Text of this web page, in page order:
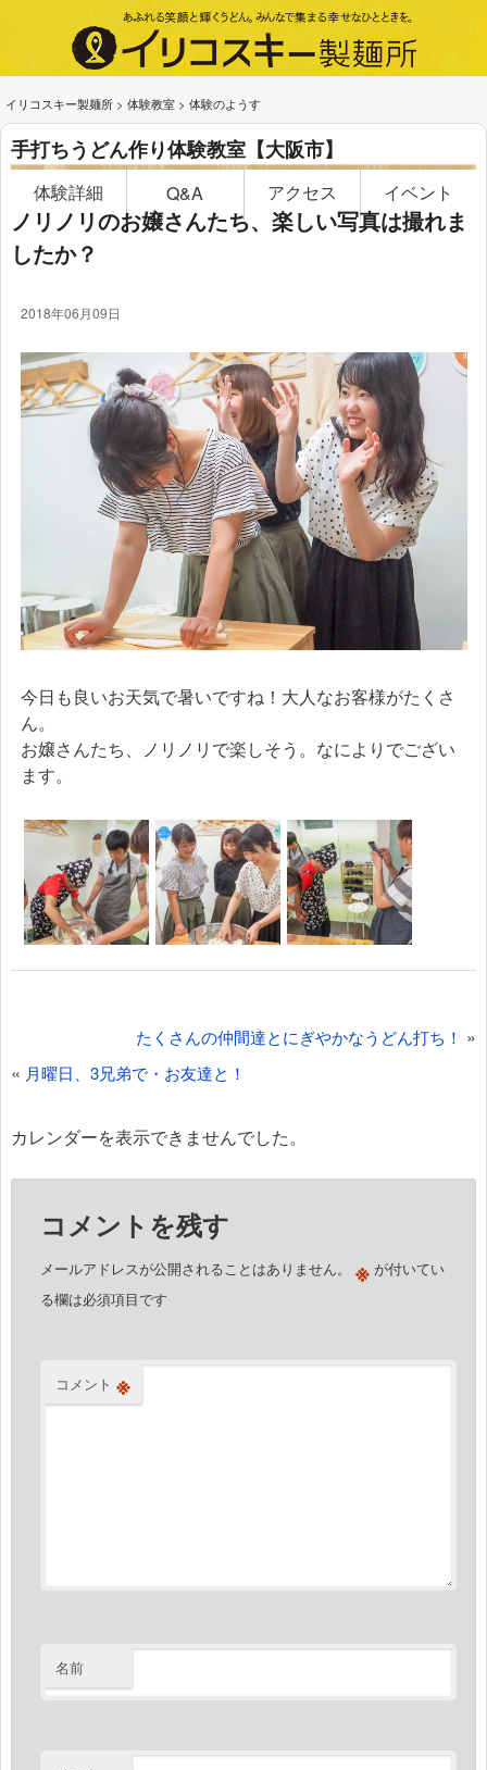
イリコスキー製麺所 > 体験教室 > 体験のようす
手打ちうどん作り体験教室【大阪市】
体験詳細 Q&A アクセス イベント
ノリノリのお嬢さんたち、楽しい写真は撮れま
したか？
2018年06月09日
今日も良いお天気で暑いですね！大人なお客様がたくさ
ん。
お嬢さんたち、ノリノリで楽しそう。なによりでござい
ます。
稿
ビ
たくさんの仲間達とにぎやかなうどん打ち！ »
« 月曜日、3兄弟で・お友達と！
カレンダーを表示できませんでした。
コメントを残す
メールアドレスが公開されることはありません。 ※が付いてい
る欄は必須項目です
コメント ※
名前